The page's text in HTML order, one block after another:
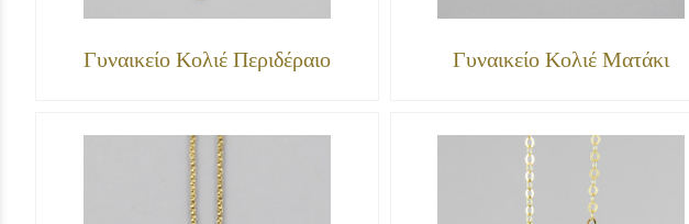
Γυναικείο Κολιέ Περιδέραιο Γυναικείο Κολιέ Ματάκι